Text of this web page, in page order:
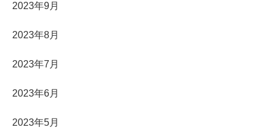
2023年9月
2023年8月
2023年7月
2023年6月
2023年5月